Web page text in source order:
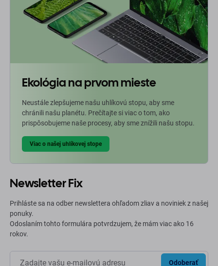
Ekológia na prvom mieste
Neustále zlepšujeme našu uhlíkovú stopu, aby sme
chránili našu planétu. Prečítajte si viac o tom, ako
prispôsobujeme naše procesy, aby sme znížili našu stopu.
Viac o našej uhlíkovej stope
Newsletter Fix
Prihláste sa na odber newslettera ohľadom zliav a noviniek z našej
ponuky.
Odoslaním tohto formulára potvrdzujem, že mám viac ako 16
rokov.
Odoberať